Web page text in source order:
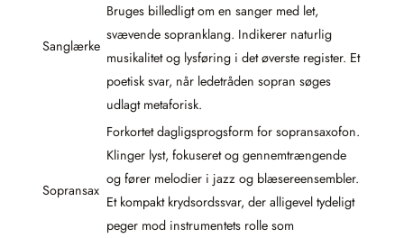
Sanglærke
Bruges billedligt om en sanger med let,
svævende sopranklang. Indikerer naturlig
musikalitet og lysføring i det øverste register. Et
poetisk svar, når ledetråden sopran søges
udlagt metaforisk.
Sopransax
Forkortet dagligsprogsform for sopransaxofon.
Klinger lyst, fokuseret og gennemtrængende
og fører melodier i jazz og blæsereensembler.
Et kompakt krydsordssvar, der alligevel tydeligt
peger mod instrumentets rolle som